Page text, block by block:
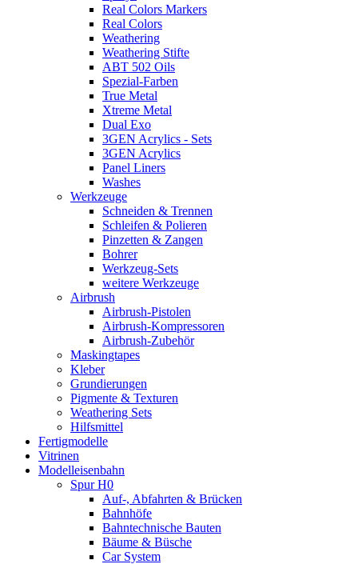
Real Colors Markers
Real Colors
Weathering
Weathering Stifte
ABT 502 Oils
Spezial-Farben
True Metal
Xtreme Metal
Dual Exo
3GEN Acrylics - Sets
3GEN Acrylics
Panel Liners
Washes
Werkzeuge
Schneiden & Trennen
Schleifen & Polieren
Pinzetten & Zangen
Bohrer
Werkzeug-Sets
weitere Werkzeuge
Airbrush
Airbrush-Pistolen
Airbrush-Kompressoren
Airbrush-Zubehör
Maskingtapes
Kleber
Grundierungen
Pigmente & Texturen
Weathering Sets
Hilfsmittel
Fertigmodelle
Vitrinen
Modelleisenbahn
Spur H0
Auf-, Abfahrten & Brücken
Bahnhöfe
Bahntechnische Bauten
Bäume & Büsche
Car System